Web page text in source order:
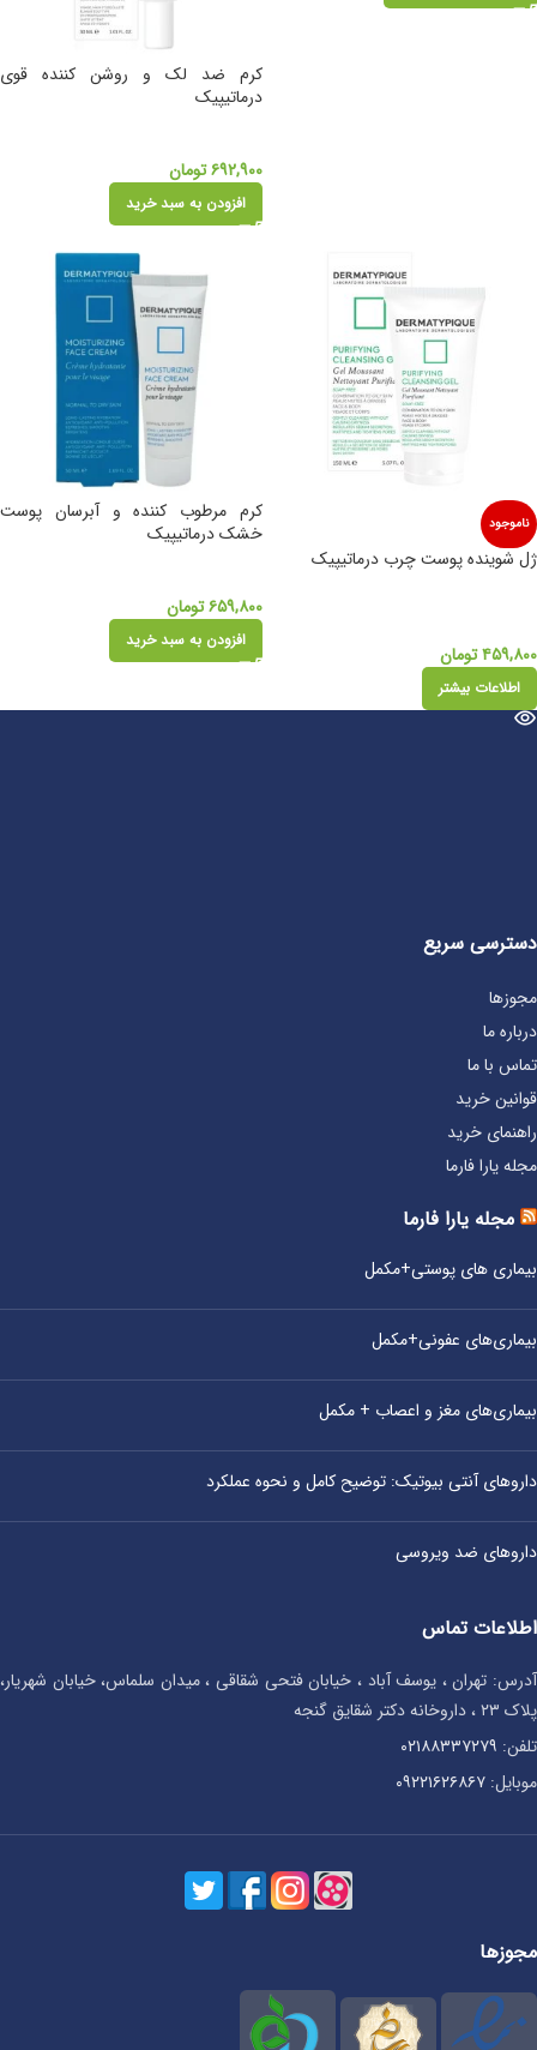
کرم ضد لک و روشن کننده قوی
درماتیپیک
۶۹۲,۹۰۰تومان
افزودن به سبد خرید
ناموجود
ژل شوینده پوست چرب درماتیپیک
۴۵۹,۸۰۰تومان
اطلاعات بیشتر
کرم مرطوب کننده و آبرسان پوست
خشک درماتیپیک
۶۵۹,۸۰۰تومان
افزودن به سبد خرید
دسترسی سریع
مجوزها
درباره ما
تماس با ما
قوانین خرید
راهنمای خرید
مجله یارا فارما
مجله یارا فارما
بیماری‌ های پوستی+مکمل
بیماری‌های عفونی+مکمل
بیماری‌های مغز و اعصاب + مکمل
داروهای آنتی‌ بیوتیک: توضیح کامل و نحوه عملکرد
داروهای ضد ویروسی
اطلاعات تماس
آدرس: تهران ، یوسف آباد ، خیابان فتحی شقاقی ، میدان سلماس، خیابان شهریار،
پلاک ۲۳ ، داروخانه دکتر شقایق گنجه
تلفن: ۰۲۱۸۸۳۳۷۲۷۹
موبایل: ۰۹۲۲۱۶۲۶۸۶۷
مجوزها